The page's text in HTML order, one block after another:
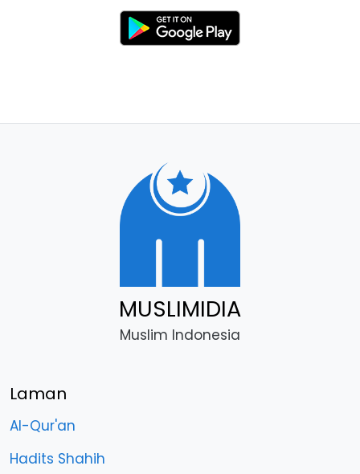
MUSLIMIDIA
Muslim Indonesia
Laman
Al-Qur'an
Hadits Shahih